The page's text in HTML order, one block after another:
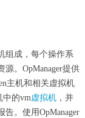
组成，每个操作系
。OpManager提供
主机和相关虚拟机
中的vm虚拟机，并
。使用OpManager